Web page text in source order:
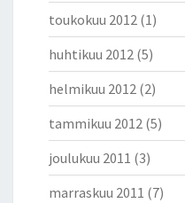
toukokuu 2012 (1)
huhtikuu 2012 (5)
helmikuu 2012 (2)
tammikuu 2012 (5)
joulukuu 2011 (3)
marraskuu 2011 (7)